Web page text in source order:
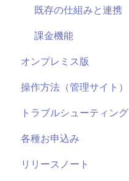
既存の仕組みと連携
課金機能
オンプレミス版
全般
用語
システム仕様
お申し込み・導入
操作方法（管理サイト）
はじめに
ライブ配信
ユーザー管理機能
トラブルシューティング
視聴ページ
管理サイト
各種お申込み
リリースノート